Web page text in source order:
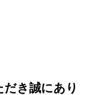
き誠にあり